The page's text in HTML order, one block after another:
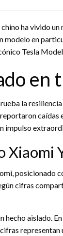
ha vivido un
modelo en
Tesla
en
la
caídas
impulso
Xiaomi
posicionado
cifras
hecho aislado.